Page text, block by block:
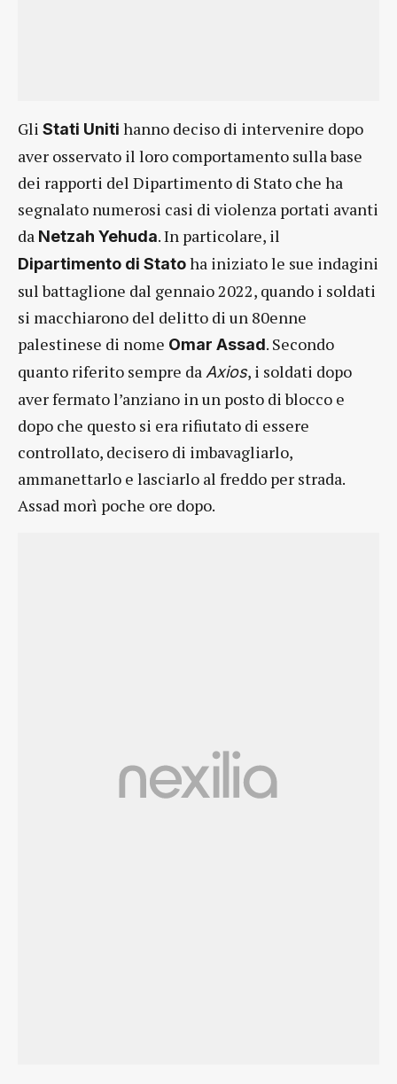
Gli Stati Uniti hanno deciso di intervenire dopo
aver osservato il loro comportamento sulla base
dei rapporti del Dipartimento di Stato che ha
segnalato numerosi casi di violenza portati avanti
da Netzah Yehuda. In particolare, il
Dipartimento di Statoha iniziato le sue indagini
sul battaglione dal gennaio 2022, quando i soldati
si macchiarono del delitto di un 80enne
palestinese di nome Omar Assad. Secondo
quanto riferito sempre da Axios, i soldati dopo
aver fermato l’anziano in un posto di blocco e
dopo che questo si era rifiutato di essere
controllato, decisero di imbavagliarlo,
ammanettarlo e lasciarlo al freddo per strada.
Assad morì poche ore dopo.